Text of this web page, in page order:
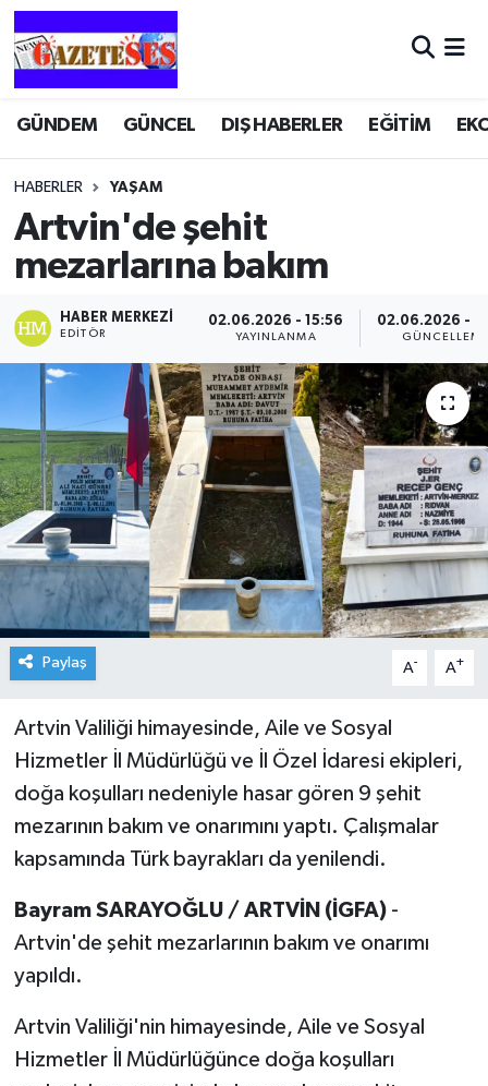
GÜNDEM GÜNCEL DIŞ HABERLER EĞİTİM
HABERLER YAŞAM
Artvin'de şehit
mezarlarına bakım
HABER MERKEZI
EDITÖR
02.06.2026 - 15:56
YAYINLANMA
02.06.2026 -
Paylaş A- A+
Artvin Valiliği himayesinde, Aile ve Sosyal
Hizmetler İl Müdürlüğü ve İl Özel İdaresi ekipleri,
doğa koşulları nedeniyle hasar gören 9 şehit
mezarının bakım ve onarımını yaptı. Çalışmalar
kapsamında Türk bayrakları da yenilendi.
Bayram SARAYOĞLU / ARTVİN (İGFA) -
Artvin'de şehit mezarlarının bakım ve onarımı
yapıldı.
Artvin Valiliği'nin himayesinde, Aile ve Sosyal
Hizmetler İl Müdürlüğünce doğa koşulları